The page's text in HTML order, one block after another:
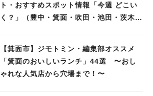
ト・おすすめスポット情報「今週 どこい
く？」（豊中・箕面・吹田・池田・茨木・
【箕面市】ジモトミン・編集部オススメ
「箕面のおいしいランチ」44選 〜おし
ゃれな人気店から穴場まで！〜